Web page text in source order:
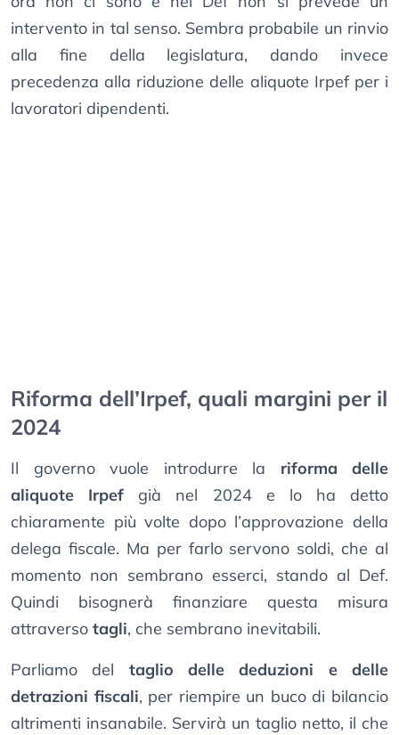
intervento in tal senso. Sembra probabile un rinvio
alla fine della legislatura, dando invece
precedenza alla riduzione delle aliquote Irpef per i
lavoratori dipendenti.
Riforma dell’Irpef, quali margini per il
2024
Il governo vuole introdurre la riforma delle
aliquote Irpef già nel 2024 e lo ha detto
chiaramente più volte dopo l’approvazione della
delega fiscale. Ma per farlo servono soldi, che al
momento non sembrano esserci, stando al Def.
Quindi bisognerà finanziare questa misura
attraverso tagli, che sembrano inevitabili.
Parliamo del taglio delle deduzioni e delle
detrazioni fiscali, per riempire un buco di bilancio
altrimenti insanabile. Servirà un taglio netto, il che